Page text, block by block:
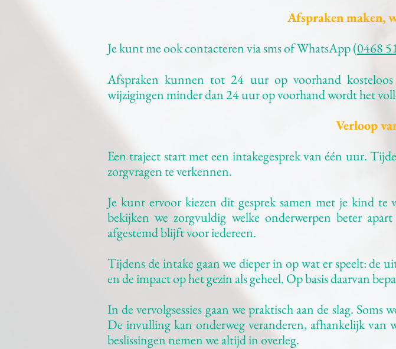
Afspraken maken,
Je kunt me ook contacteren via sms of WhatsApp (0468
Afspraken kunnen tot 24 uur op voorhand
wijzigingen minder dan 24 uur op voorhand wordt het
Verloop
Een traject start met een intakegesprek van één uur.
zorgvragen te verkennen.
Je kunt ervoor kiezen dit gesprek samen met je kind
bekijken we zorgvuldig welke onderwerpen beter
afgestemd blijft voor iedereen.
Tijdens de intake gaan we dieper in op wat er speelt: de
en de impact op het gezin als geheel. Op basis daarvan
In de vervolgsessies gaan we praktisch aan de slag.
De invulling kan onderweg veranderen, afhankelijk van
beslissingen nemen we altijd in overleg.